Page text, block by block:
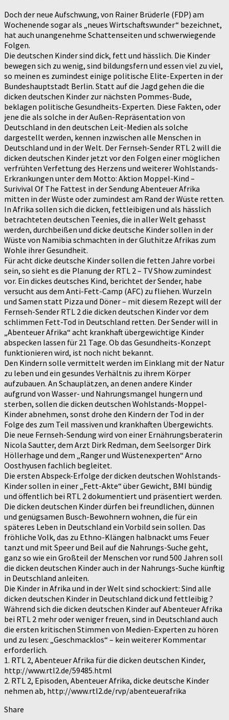
Doch der neue Aufschwung, von Rainer Brüderle (FDP) am
Wochenende sogar als „neues Wirtschaftswunder“ bezeichnet,
hat auch unangenehme Schattenseiten und schwerwiegende
Folgen.
Die deutschen Kinder sind dick, fett und hässlich. Die Kinder
bewegen sich zu wenig, sind bildungsfern und essen viel zu viel,
so meinen es zumindest einige politische Elite-Experten in der
Bundeshauptstadt Berlin. Statt auf die Jagd gehen die die
dicken deutschen Kinder zur nächsten Pommes-Bude,
beklagen politische Gesundheits-Experten. Diese Fakten, oder
jene die als solche in der Außen-Repräsentation von
Deutschland in den deutschen Leit-Medien als solche
dargestellt werden, kennen inzwischen alle Menschen in
Deutschland und in der Welt. Der Fernseh-Sender RTL 2 will die
dicken deutschen Kinder jetzt vor den Folgen einer möglichen
verfrühten Verfettung des Herzens und weiterer Wohlstands-
Erkrankungen unter dem Motto: Aktion Moppel-Kind –
Surivival Of The Fattest in der Sendung Abenteuer Afrika
mitten in der Wüste oder zumindest am Rand der Wüste retten.
In Afrika sollen sich die dicken, fettleibigen und als hässlich
betrachteten deutschen Teenies, die in aller Welt gehasst
werden, durchbeißen und dicke deutsche Kinder sollen in der
Wüste von Namibia schmachten in der Gluthitze Afrikas zum
Wohle ihrer Gesundheit.
Für acht dicke deutsche Kinder sollen die fetten Jahre vorbei
sein, so sieht es die Planung der RTL 2 – TV Show zumindest
vor. Ein dickes deutsches Kind, berichtet der Sender, habe
versucht aus dem Anti-Fett-Camp (AFC) zu fliehen. Wurzeln
und Samen statt Pizza und Döner – mit diesem Rezept will der
Fernseh-Sender RTL 2 die dicken deutschen Kinder vor dem
schlimmen Fett-Tod in Deutschland retten. Der Sender will in
„Abenteuer Afrika“ acht krankhaft übergewichtige Kinder
abspecken lassen für 21 Tage. Ob das Gesundheits-Konzept
funktionieren wird, ist noch nicht bekannt.
Den Kindern solle vermittelt werden im Einklang mit der Natur
zu leben und ein gesundes Verhältnis zu ihrem Körper
aufzubauen. An Schauplätzen, an denen andere Kinder
aufgrund von Wasser- und Nahrungsmangel hungern und
sterben, sollen die dicken deutschen Wohlstands-Moppel-
Kinder abnehmen, sonst drohe den Kindern der Tod in der
Folge des zum Teil massiven und krankhaften Übergewichts.
Die neue Fernseh-Sendung wird von einer Ernährungsberaterin
Nicola Sautter, dem Arzt Dirk Redman, dem Seelsorger Dirk
Höllerhage und dem „Ranger und Wüstenexperten“ Arno
Oosthyusen fachlich begleitet.
Die ersten Abspeck-Erfolge der dicken deutschen Wohlstands-
Kinder sollen in einer „Fett-Akte“ über Gewicht, BMI bündig
und öffentlich bei RTL 2 dokumentiert und präsentiert werden.
Die dicken deutschen Kinder dürfen bei freundlichen, dünnen
und genügsamen Busch-Bewohnern wohnen, die für ein
späteres Leben in Deutschland ein Vorbild sein sollen. Das
fröhliche Volk, das zu Ethno-Klängen halbnackt ums Feuer
tanzt und mit Speer und Beil auf die Nahrungs-Suche geht,
ganz so wie ein Großteil der Menschen vor rund 500 Jahren soll
die dicken deutschen Kinder auch in der Nahrungs-Suche künftig
in Deutschland anleiten.
Die Kinder in Afrika und in der Welt sind schockiert: Sind alle
dicken deutschen Kinder in Deutschland dick und fettleibig ?
Während sich die dicken deutschen Kinder auf Abenteuer Afrika
bei RTL 2 mehr oder weniger freuen, sind in Deutschland auch
die ersten kritischen Stimmen von Medien-Experten zu hören
und zu lesen: „Geschmacklos“ – kein weiterer Kommentar
erforderlich.
1. RTL 2, Abenteuer Afrika für die dicken deutschen Kinder,
http://www.rtl2.de/59485.html
2. RTL 2, Episoden, Abenteuer Afrika, dicke deutsche Kinder
nehmen ab, http://www.rtl2.de/rvp/abenteuerafrika
Share